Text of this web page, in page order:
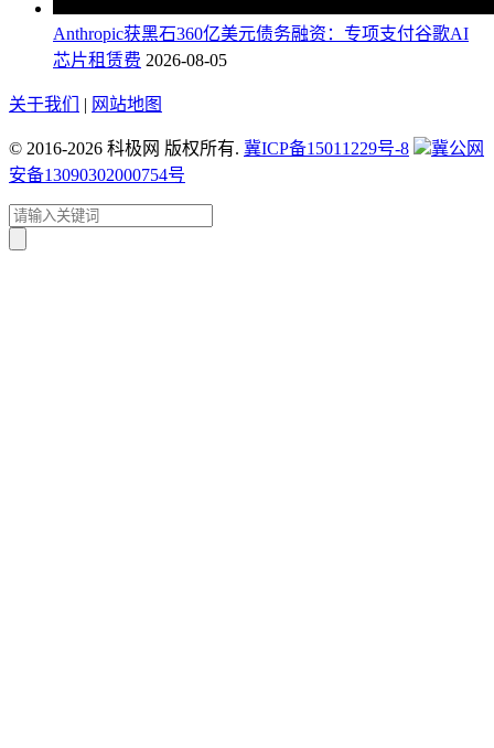
Anthropic获黑石360亿美元债务融资：专项支付谷歌AI
芯片租赁费 2026-08-05
关于我们 | 网站地图
© 2016-2026 科极网 版权所有. 冀ICP备15011229号-8
冀公网
安备13090302000754号